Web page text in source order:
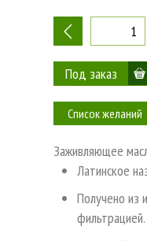
-
Список желаний
Заживляющее
Латинское
Получено из